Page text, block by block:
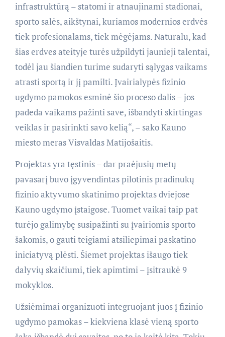
infrastruktūrą – statomi ir atnaujinami stadionai,
sporto salės, aikštynai, kuriamos modernios erdvės
tiek profesionalams, tiek mėgėjams. Natūralu, kad
šias erdves ateityje turės užpildyti jaunieji talentai,
todėl jau šiandien turime sudaryti sąlygas vaikams
atrasti sportą ir jį pamilti. Įvairialypės fizinio
ugdymo pamokos esminė šio proceso dalis – jos
padeda vaikams pažinti save, išbandyti skirtingas
veiklas ir pasirinkti savo kelią“, – sako Kauno
miesto meras Visvaldas Matijošaitis.
Projektas yra tęstinis – dar praėjusių metų
pavasarį buvo įgyvendintas pilotinis pradinukų
fizinio aktyvumo skatinimo projektas dviejose
Kauno ugdymo įstaigose. Tuomet vaikai taip pat
turėjo galimybę susipažinti su įvairiomis sporto
šakomis, o gauti teigiami atsiliepimai paskatino
iniciatyvą plėsti. Šiemet projektas išaugo tiek
dalyvių skaičiumi, tiek apimtimi – įsitraukė 9
mokyklos.
Užsiėmimai organizuoti integruojant juos į fizinio
ugdymo pamokas – kiekviena klasė vieną sporto